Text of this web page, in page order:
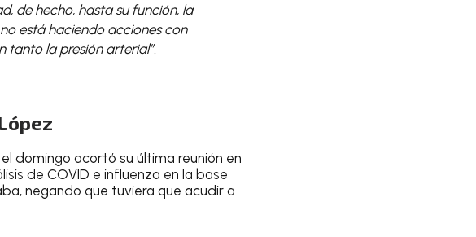
de hecho, hasta su función, la
está haciendo acciones con
tanto la presión arterial”.
domingo acortó su última reunión en
de COVID e influenza en la base
negando que tuviera que acudir a